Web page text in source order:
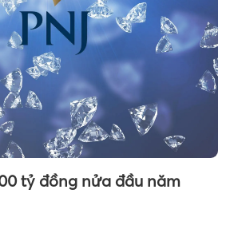
tỷ đồng nửa đầu năm